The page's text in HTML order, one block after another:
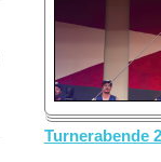
Turnerabende